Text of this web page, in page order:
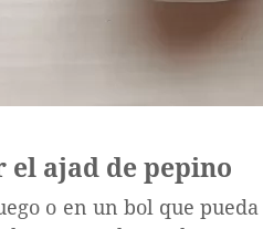
el ajad de pepino
o en un bol que